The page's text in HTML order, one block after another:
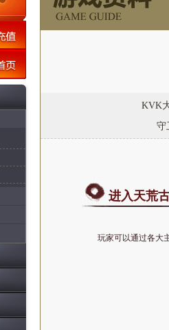
KVK
守
进入天荒
玩家可以通过各大